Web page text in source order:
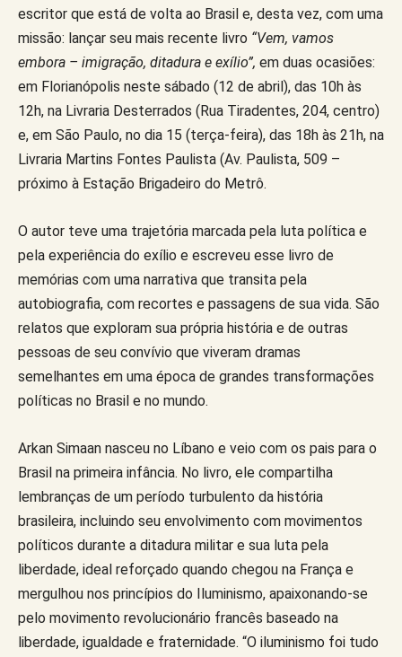
escritor que está de volta ao Brasil e, desta vez, com uma
missão: lançar seu mais recente livro “Vem, vamos
embora – imigração, ditadura e exílio”, em duas ocasiões:
em Florianópolis neste sábado (12 de abril), das 10h às
12h, na Livraria Desterrados (Rua Tiradentes, 204, centro)
e, em São Paulo, no dia 15 (terça-feira), das 18h às 21h, na
Livraria Martins Fontes Paulista (Av. Paulista, 509 –
próximo à Estação Brigadeiro do Metrô.
O autor teve uma trajetória marcada pela luta política e
pela experiência do exílio e escreveu esse livro de
memórias com uma narrativa que transita pela
autobiografia, com recortes e passagens de sua vida. São
relatos que exploram sua própria história e de outras
pessoas de seu convívio que viveram dramas
semelhantes em uma época de grandes transformações
políticas no Brasil e no mundo.
Arkan Simaan nasceu no Líbano e veio com os pais para o
Brasil na primeira infância. No livro, ele compartilha
lembranças de um período turbulento da história
brasileira, incluindo seu envolvimento com movimentos
políticos durante a ditadura militar e sua luta pela
liberdade, ideal reforçado quando chegou na França e
mergulhou nos princípios do Iluminismo, apaixonando-se
pelo movimento revolucionário francês baseado na
liberdade, igualdade e fraternidade. “O iluminismo foi tudo